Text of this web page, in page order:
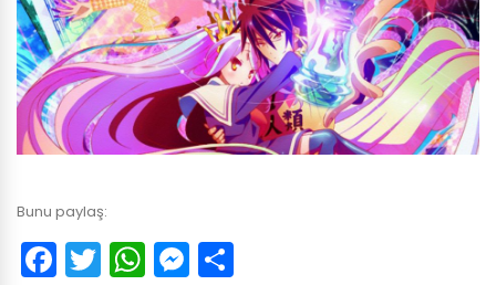
Bunu paylaş:
Facebook
Twitter
WhatsApp
Messenger